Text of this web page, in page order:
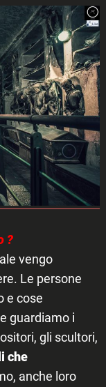
?
vengo
Le persone
e cose
guardiamo i
gli scultori,
che
anche loro